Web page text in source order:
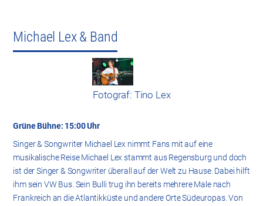
Michael Lex & Band
Fotograf: Tino Lex
Grüne Bühne: 15:00 Uhr
Singer & Songwriter Michael Lex nimmt Fans mit auf eine
musikalische Reise Michael Lex stammt aus Regensburg und doch
ist der Singer & Songwriter überall auf der Welt zu Hause. Dabei hilft
ihm sein VW Bus. Sein Bulli trug ihn bereits mehrere Male nach
Frankreich an die Atlantikküste und andere Orte Südeuropas. Von